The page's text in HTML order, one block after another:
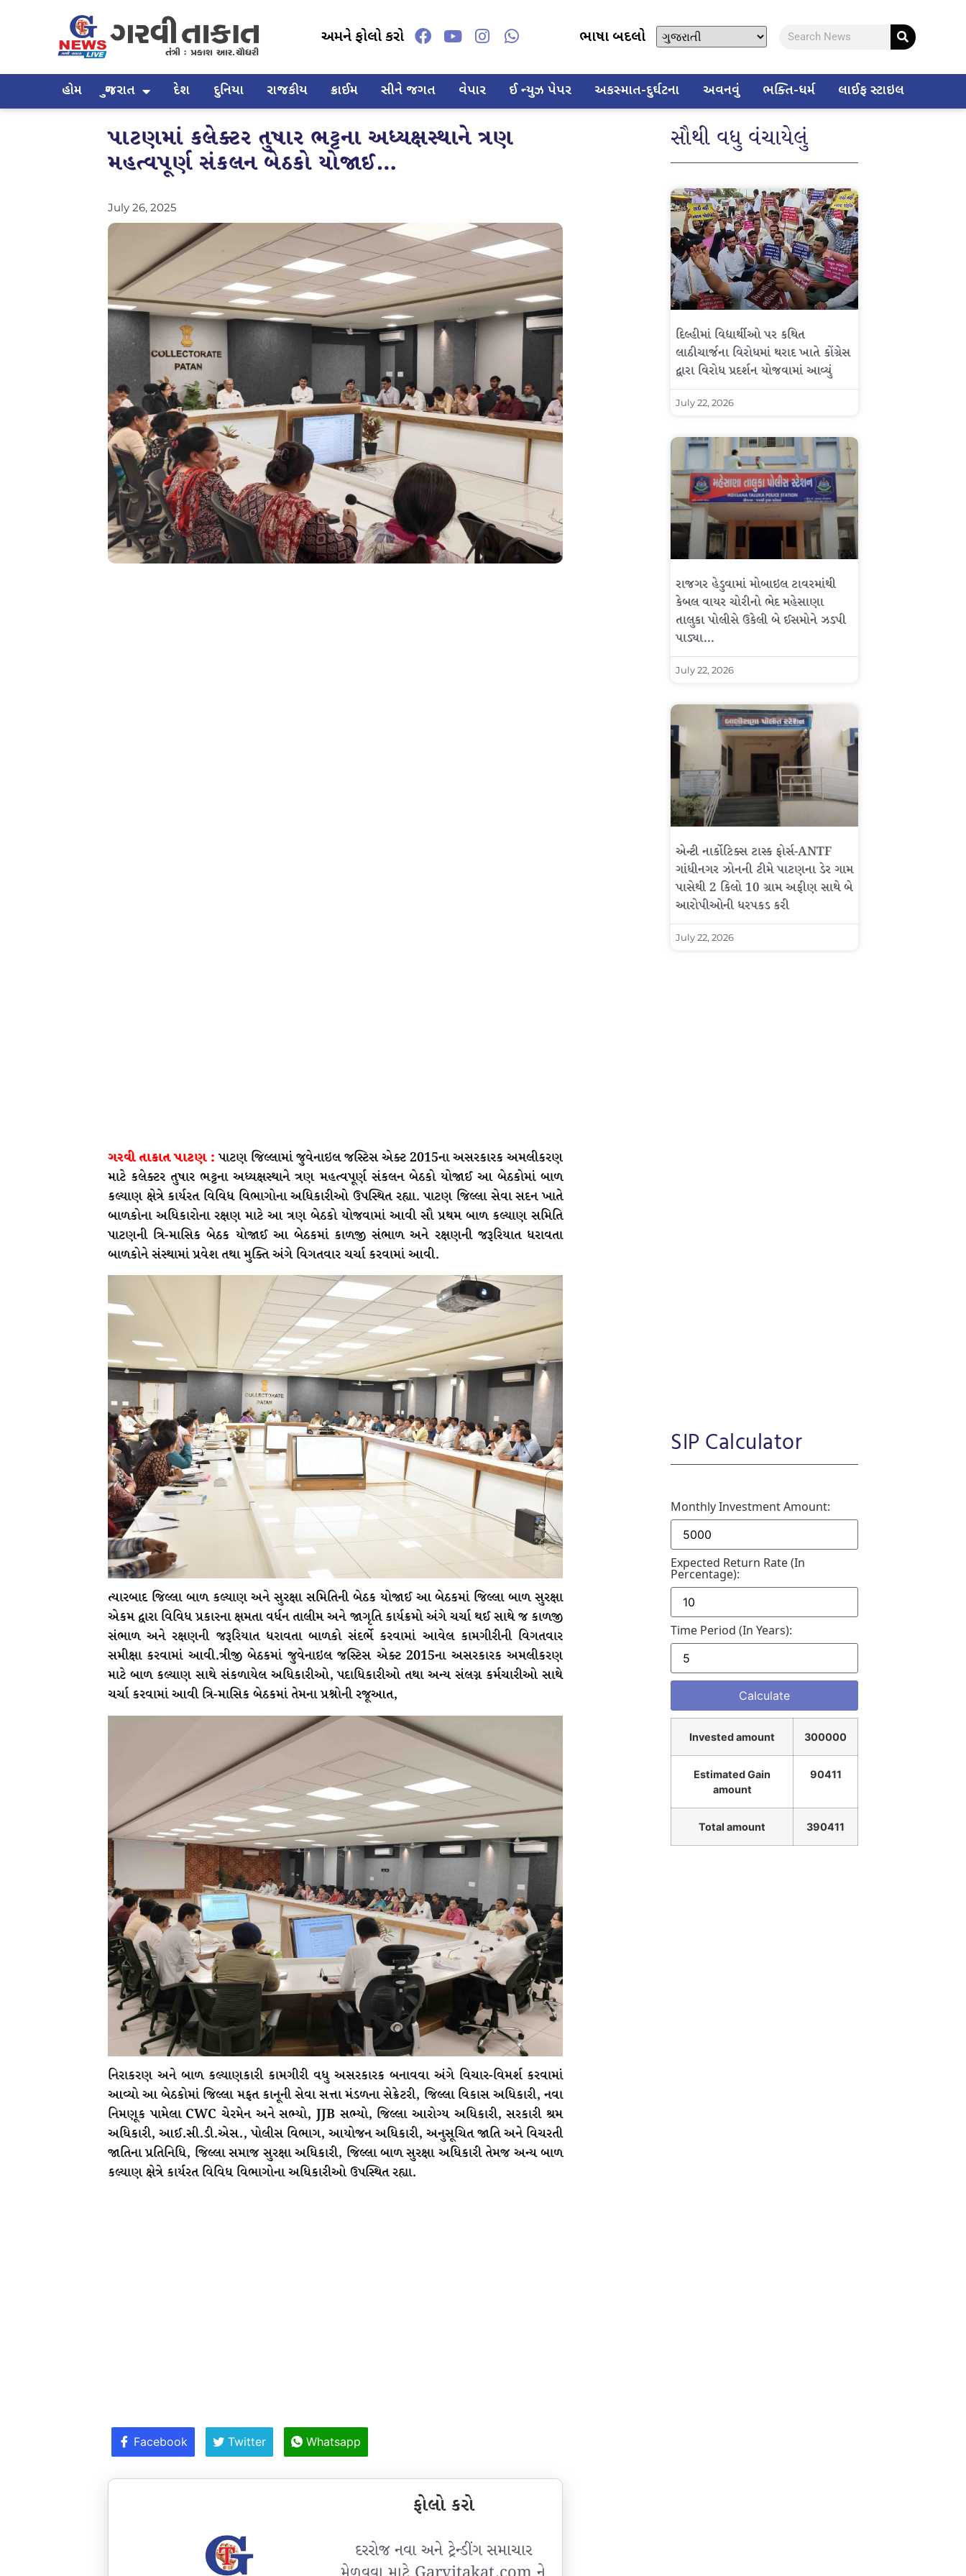
અમને ફોલો કરો ભાષા બદલો
હોમ ગુજરાત દેશ દુનિયા રાજકીય ક્રાઈમ સીને જગત વેપાર ઈ ન્યુઝ પેપર અકસ્માત-દુર્ઘટના અવનવું ભક્તિ-ધર્મ લાઈફ સ્ટાઇલ
પાટણમાં કલેક્ટર તુષાર ભટ્ટના અધ્યક્ષસ્થાને ત્રણ
મહત્વપૂર્ણ સંકલન બેઠકો યોજાઈ…
July 26, 2025
ગરવી તાકાત પાટણ :પાટણ જિલ્લામાં જુવેનાઇલ જસ્ટિસ એક્ટ 2015ના અસરકારક અમલીકરણ
માટે કલેક્ટર તુષાર ભટ્ટના અધ્યક્ષસ્થાને ત્રણ મહત્વપૂર્ણ સંકલન બેઠકો યોજાઈ આ બેઠકોમાં બાળ
કલ્યાણ ક્ષેત્રે કાર્યરત વિવિધ વિભાગોના અધિકારીઓ ઉપસ્થિત રહ્યા. પાટણ જિલ્લા સેવા સદન ખાતે
બાળકોના અધિકારોના રક્ષણ માટે આ ત્રણ બેઠકો યોજવામાં આવી સૌ પ્રથમ બાળ કલ્યાણ સમિતિ
પાટણની ત્રિ-માસિક બેઠક યોજાઈ આ બેઠકમાં કાળજી સંભાળ અને રક્ષણની જરૂરિયાત ધરાવતા
બાળકોને સંસ્થામાં પ્રવેશ તથા મુક્તિ અંગે વિગતવાર ચર્ચા કરવામાં આવી.
ત્યારબાદ જિલ્લા બાળ કલ્યાણ અને સુરક્ષા સમિતિની બેઠક યોજાઈ આ બેઠકમાં જિલ્લા બાળ સુરક્ષા
એકમ દ્વારા વિવિધ પ્રકારના ક્ષમતા વર્ધન તાલીમ અને જાગૃતિ કાર્યક્રમો અંગે ચર્ચા થઈ સાથે જ કાળજી
સંભાળ અને રક્ષણની જરૂરિયાત ધરાવતા બાળકો સંદર્ભે કરવામાં આવેલ કામગીરીની વિગતવાર
સમીક્ષા કરવામાં આવી.ત્રીજી બેઠકમાં જુવેનાઇલ જસ્ટિસ એક્ટ 2015ના અસરકારક અમલીકરણ
માટે બાળ કલ્યાણ સાથે સંકળાયેલ અધિકારીઓ, પદાધિકારીઓ તથા અન્ય સંલગ્ન કર્મચારીઓ સાથે
ચર્ચા કરવામાં આવી ત્રિ-માસિક બેઠકમાં તેમના પ્રશ્નોની રજૂઆત,
નિરાકરણ અને બાળ કલ્યાણકારી કામગીરી વધુ અસરકારક બનાવવા અંગે વિચાર-વિમર્શ કરવામાં
આવ્યો આ બેઠકોમાં જિલ્લા મફત કાનૂની સેવા સત્તા મંડળના સેક્રેટરી, જિલ્લા વિકાસ અધિકારી, નવા
નિમણૂક પામેલા CWC ચેરમેન અને સભ્યો, JJB સભ્યો, જિલ્લા આરોગ્ય અધિકારી, સરકારી શ્રમ
અધિકારી, આઈ.સી.ડી.એસ., પોલીસ વિભાગ, આયોજન અધિકારી, અનુસૂચિત જાતિ અને વિચરતી
જાતિના પ્રતિનિધિ, જિલ્લા સમાજ સુરક્ષા અધિકારી, જિલ્લા બાળ સુરક્ષા અધિકારી તેમજ અન્ય બાળ
કલ્યાણ ક્ષેત્રે કાર્યરત વિવિધ વિભાગોના અધિકારીઓ ઉપસ્થિત રહ્યા.
Facebook Twitter Whatsapp
ફોલો કરો
દરરોજ નવા અને ટ્રેન્ડીંગ સમાચાર
સૌથી વધુ વંચાયેલું
દિલ્હીમાં વિદ્યાર્થીઓ પર કથિત
લાઠીચાર્જના વિરોધમાં થરાદ ખાતે કોંગ્રેસ
દ્વારા વિરોધ પ્રદર્શન યોજવામાં આવ્યું
July 22, 2026
રાજગર હેડુવામાં મોબાઇલ ટાવરમાંથી
કેબલ વાયર ચોરીનો ભેદ મહેસાણા
તાલુકા પોલીસે ઉકેલી બે ઈસમોને ઝડપી
પાડ્યા…
July 22, 2026
એન્ટી નાર્કોટિક્સ ટાસ્ક ફોર્સ-ANTF
ગાંધીનગર ઝોનની ટીમે પાટણના ડેર ગામ
પાસેથી 2 કિલો 10 ગ્રામ અફીણ સાથે બે
આરોપીઓની ધરપકડ કરી
July 22, 2026
SIP Calculator
Monthly Investment Amount:
Expected Return Rate (in
Percentage):
Time Period (in Years):
Invested amount 300000
Estimated Gain
amount
90411
Total amount 390411